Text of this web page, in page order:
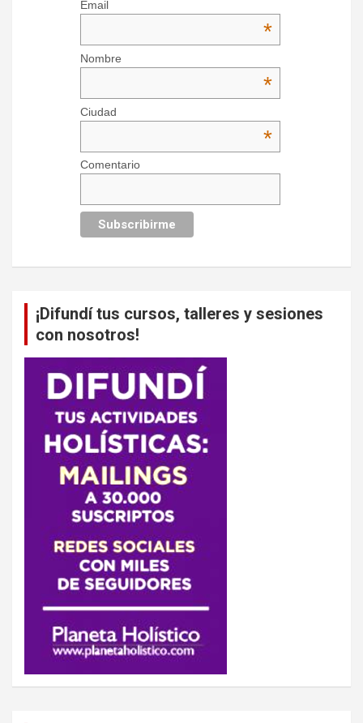
Email
*
Nombre
*
Ciudad
*
Comentario
¡Difundí tus cursos, talleres y sesiones
con nosotros!